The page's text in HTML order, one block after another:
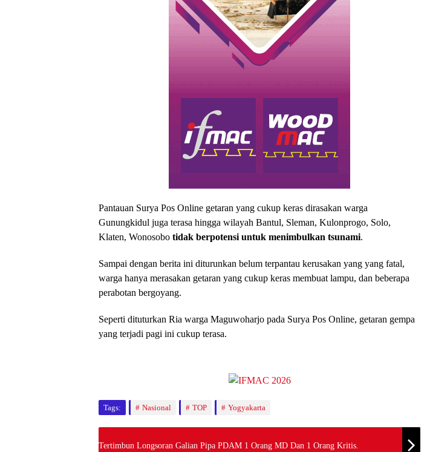
Pantauan Surya Pos Online getaran yang cukup keras dirasakan warga
Gunungkidul juga terasa hingga wilayah Bantul, Sleman, Kulonprogo, Solo,
Klaten, Wonosobo tidak berpotensi untuk menimbulkan tsunami.
Sampai dengan berita ini diturunkan belum terpantau kerusakan yang yang fatal,
warga hanya merasakan getaran yang cukup keras membuat lampu, dan beberapa
perabotan bergoyang.
Seperti dituturkan Ria warga Maguwoharjo pada Surya Pos Online, getaran gempa
yang terjadi pagi ini cukup terasa.
Tags: Nasional TOP Yogyakarta
Tertimbun Longsoran Galian Pipa PDAM 1 Orang MD Dan 1 Orang Kritis.